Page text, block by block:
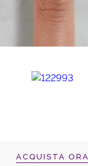
ACQUISTA ORA